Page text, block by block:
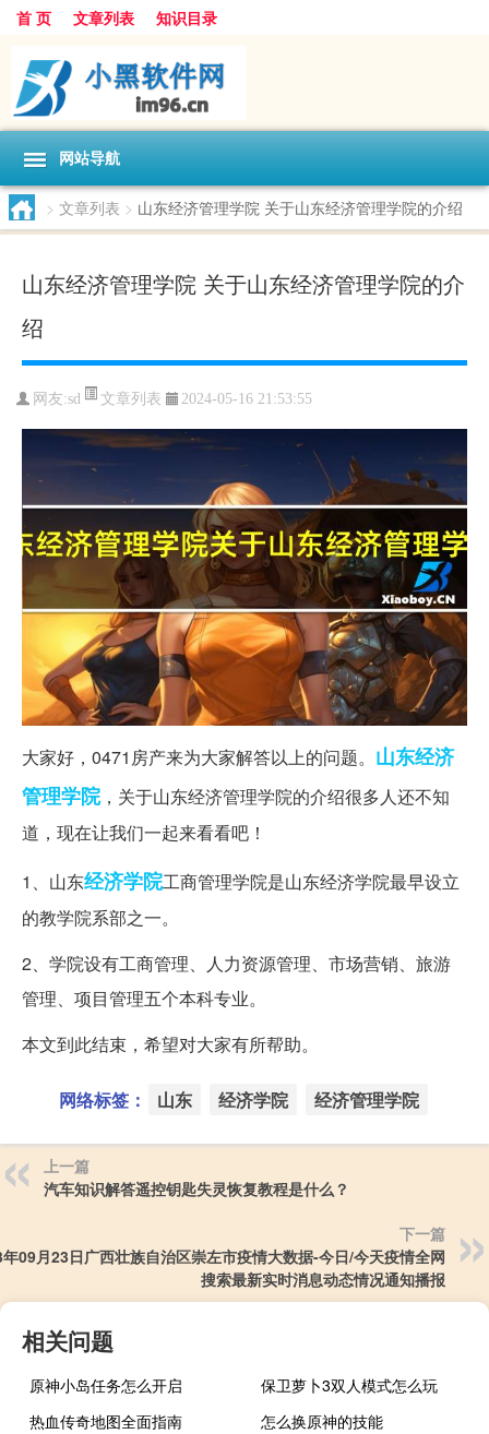
首 页 文章列表 知识目录
网站导航
> 文章列表 > 山东经济管理学院 关于山东经济管理学院的介绍
山东经济管理学院 关于山东经济管理学院的介
绍
网友:sd 文章列表 2024-05-16 21:53:55
大家好，0471房产来为大家解答以上的问题。 山东经济
管理学院，关于山东经济管理学院的介绍很多人还不知
道，现在让我们一起来看看吧！
1、山东经济学院工商管理学院是山东经济学院最早设立
的教学院系部之一。
2、学院设有工商管理、人力资源管理、市场营销、旅游
管理、项目管理五个本科专业。
本文到此结束，希望对大家有所帮助。
网络标签： 山东 经济学院 经济管理学院
上一篇
汽车知识解答遥控钥匙失灵恢复教程是什么？
下一篇
09月23日广西壮族自治区崇左市疫情大数据-今日/今天疫情全网
搜索最新实时消息动态情况通知播报
相关问题
原神小岛任务怎么开启
保卫萝卜3双人模式怎么玩
热血传奇地图全面指南
怎么换原神的技能